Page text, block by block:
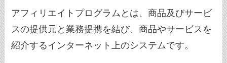
アフィリエイトプログラムとは、商品及びサービ
スの提供元と業務提携を結び、商品やサービスを
紹介するインターネット上のシステムです。